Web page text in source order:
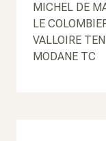
MICHEL DE
LE
VALLOIRE
MODANE TC